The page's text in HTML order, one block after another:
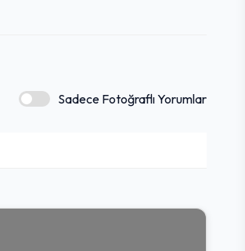
Sadece Fotoğraflı Yorumlar